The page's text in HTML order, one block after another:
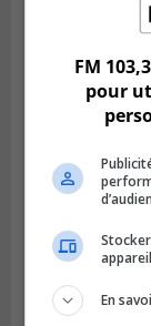
BOUCHERVILLE
Publié le 5 août
Le MTMD
FM
pour
appareil
En